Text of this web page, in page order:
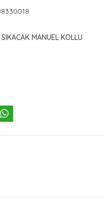
SIKACAK MANUEL KOLLU